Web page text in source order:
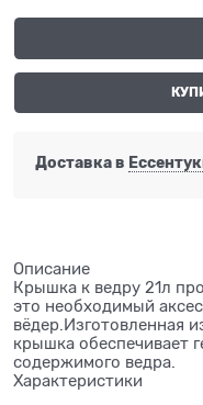
Доставка в
Описание
Крышка к ведру 21л
это необходимый
вёдер.Изготовленная
крышка обеспечивает
содержимого ведра.
Характеристики